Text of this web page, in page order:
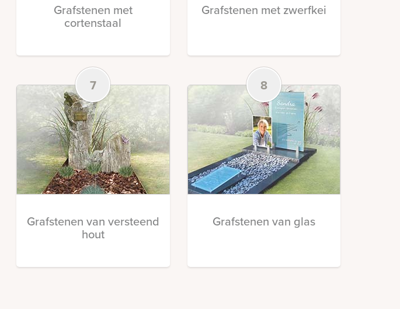
Grafstenen met
cortenstaal
Grafstenen met zwerfkei
7
Grafstenen van versteend
hout
8
Grafstenen van glas